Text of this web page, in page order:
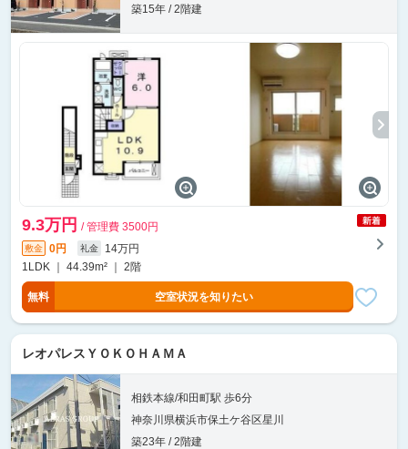
築15年 / 2階建
9.3万円 / 管理費 3500円
敷金 0円 礼金
14万円
1LDK ｜ 44.39m² ｜ 2階
無料 空室状況を知りたい
レオパレスＹＯＫＯＨＡＭＡ
相鉄本線/和田町駅 歩6分
神奈川県横浜市保土ケ谷区星川
築23年 / 2階建